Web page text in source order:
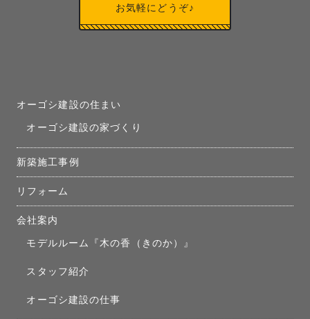
お気軽にどうぞ♪
オーゴシ建設の住まい
オーゴシ建設の家づくり
新築施工事例
リフォーム
会社案内
モデルルーム『木の香（きのか）』
スタッフ紹介
オーゴシ建設の仕事